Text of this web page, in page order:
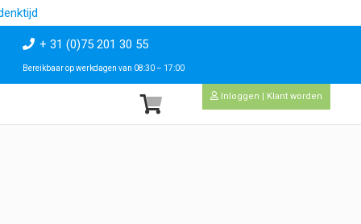
+ 31 (0)75 201 30 55
Bereikbaar op werkdagen van 08:30 – 17:00
Inloggen | Klant worden